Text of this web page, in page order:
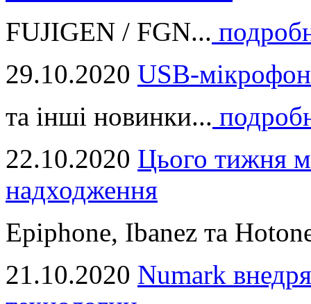
FUJIGEN / FGN...
29.10.2020 USB-
та інші новинки...
22.10.2020 Цього тижня
надходження
Epiphone, Ibanez та
21.10.2020 Numark